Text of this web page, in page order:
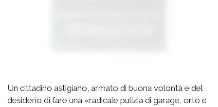
Un cittadino astigiano, armato di buona volontà e del
desiderio di fare una «radicale pulizia di garage, orto e